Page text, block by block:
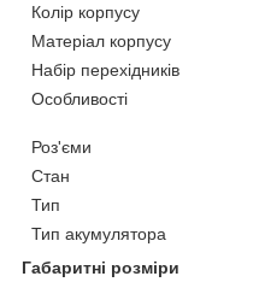
Колір корпусу
Матеріал корпусу
Набір перехідників
Особливості
Роз'єми
Стан
Тип
Тип акумулятора
Габаритні розміри